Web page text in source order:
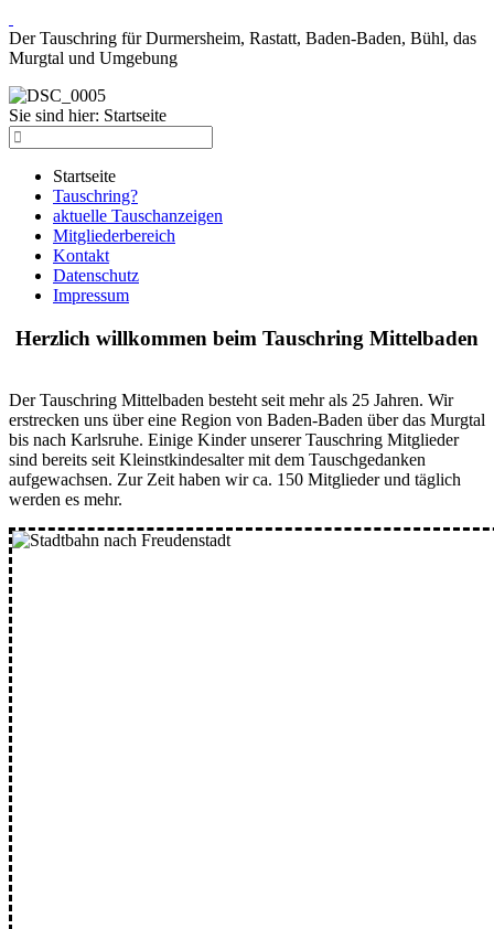
Der Tauschring für Durmersheim, Rastatt, Baden-Baden, Bühl, das
Murgtal und Umgebung
Sie sind hier: Startseite
Startseite
Tauschring?
aktuelle Tauschanzeigen
Mitgliederbereich
Kontakt
Datenschutz
Impressum
Herzlich willkommen beim Tauschring Mittelbaden
Der Tauschring Mittelbaden besteht seit mehr als 25 Jahren. Wir
erstrecken uns über eine Region von Baden-Baden über das Murgtal
bis nach Karlsruhe. Einige Kinder unserer Tauschring Mitglieder
sind bereits seit Kleinstkindesalter mit dem Tauschgedanken
aufgewachsen. Zur Zeit haben wir ca. 150 Mitglieder und täglich
werden es mehr.